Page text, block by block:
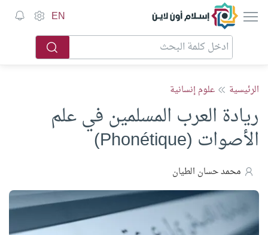
إسلام أون لاين EN
الرئيسية علوم إنسانية
ريادة العرب المسلمين في علم
الأصوات (Phonétique)
محمد حسان الطيان